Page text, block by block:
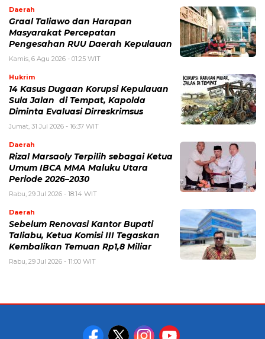
Daerah
Graal Taliawo dan Harapan
Masyarakat Percepatan
Pengesahan RUU Daerah Kepulauan
Kamis, 6 Agu 2026 - 01:25 WIT
Hukrim
14 Kasus Dugaan Korupsi Kepulauan
Sula Jalan di Tempat, Kapolda
Diminta Evaluasi Dirreskrimsus
Jumat, 31 Jul 2026 - 16:37 WIT
Daerah
Rizal Marsaoly Terpilih sebagai Ketua
Umum IBCA MMA Maluku Utara
Periode 2026–2030
Rabu, 29 Jul 2026 - 18:14 WIT
Daerah
Sebelum Renovasi Kantor Bupati
Taliabu, Ketua Komisi III Tegaskan
Kembalikan Temuan Rp1,8 Miliar
Rabu, 29 Jul 2026 - 11:00 WIT